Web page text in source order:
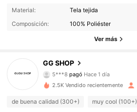
Material:
Tela tejida
Composición:
100% Poliéster
Ver más
GG SHOP
4,84
251 Seguidores
5***8
6***2 seguidoHace 1 día
4,84
251 Seguidores
4,84 251 Seguidores
2.5K Vendido recientemente
de buena calidad (300+) muy cool (100+)